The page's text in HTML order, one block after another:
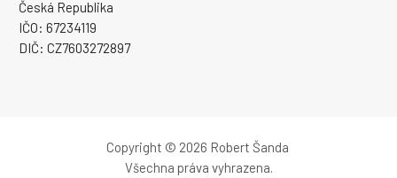
Česká Republika
IČO: 67234119
DIČ: CZ7603272897
Copyright © 2026 Robert Šanda
Všechna práva vyhrazena.